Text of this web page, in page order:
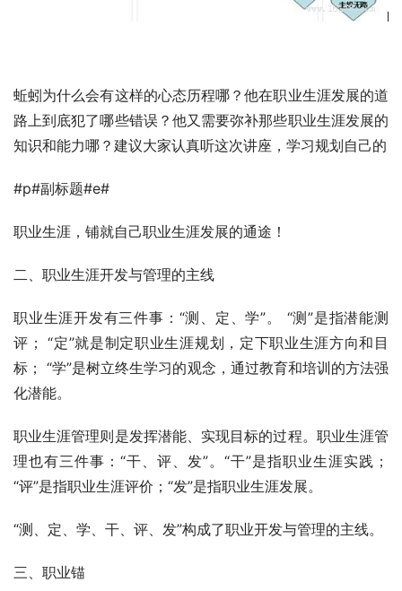
蚯蚓为什么会有这样的心态历程哪？他在职业生涯发展的道
路上到底犯了哪些错误？他又需要弥补那些职业生涯发展的
知识和能力哪？建议大家认真听这次讲座，学习规划自己的
#p#副标题#e#
职业生涯，铺就自己职业生涯发展的通途！
二、职业生涯开发与管理的主线
职业生涯开发有三件事：“测、定、学”。 “测”是指潜能测
评； “定”就是制定职业生涯规划，定下职业生涯方向和目
标； “学”是树立终生学习的观念，通过教育和培训的方法强
化潜能。
职业生涯管理则是发挥潜能、实现目标的过程。职业生涯管
理也有三件事：“干、评、发”。“干”是指职业生涯实践；
“评”是指职业生涯评价；“发”是指职业生涯发展。
“测、定、学、干、评、发”构成了职业开发与管理的主线。
三、职业锚